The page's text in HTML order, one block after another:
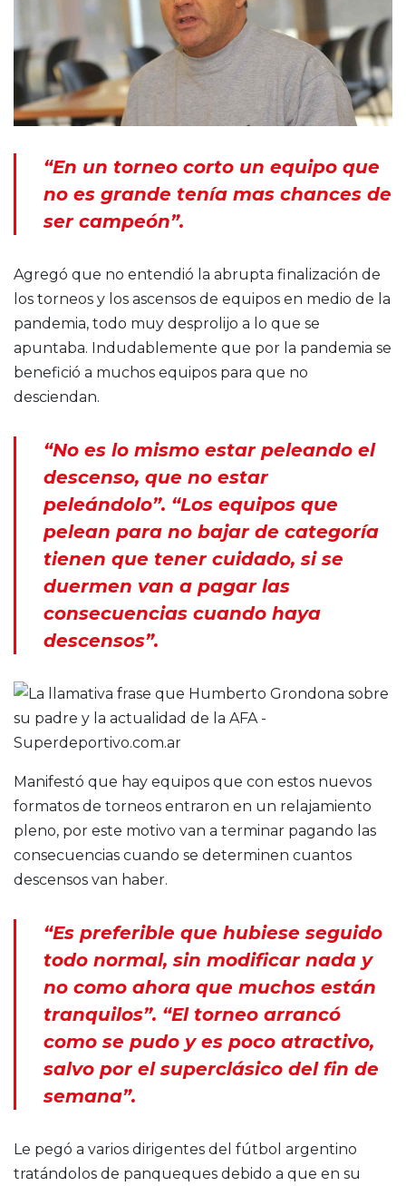
“En un torneo corto un equipo que
no es grande tenía mas chances de
ser campeón”.
Agregó que no entendió la abrupta finalización de
los torneos y los ascensos de equipos en medio de la
pandemia, todo muy desprolijo a lo que se
apuntaba. Indudablemente que por la pandemia se
benefició a muchos equipos para que no
desciendan.
“No es lo mismo estar peleando el
descenso, que no estar
peleándolo”. “Los equipos que
pelean para no bajar de categoría
tienen que tener cuidado, si se
duermen van a pagar las
consecuencias cuando haya
descensos”.
Manifestó que hay equipos que con estos nuevos
formatos de torneos entraron en un relajamiento
pleno, por este motivo van a terminar pagando las
consecuencias cuando se determinen cuantos
descensos van haber.
“Es preferible que hubiese seguido
todo normal, sin modificar nada y
no como ahora que muchos están
tranquilos”. “El torneo arrancó
como se pudo y es poco atractivo,
salvo por el superclásico del fin de
semana”.
Le pegó a varios dirigentes del fútbol argentino
tratándolos de panqueques debido a que en su